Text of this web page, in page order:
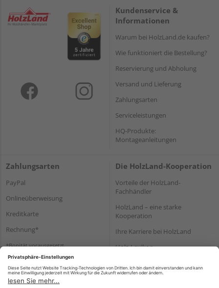
Kundenservice &
Informationen
Warum bei HolzLand.de kaufen?
Wie funktioniert die Bestellung?
Reservierung und Abholung
Versand und Lieferung
Zahlungsarten
Serviceleistungen
HQ-Produkte:
Montageanleitungen
Zahlungsarten
PayPal
Onlineüberweisung
Kreditkarte
Rechnung*
*Bonität vorausgesetzt
Die HolzLand-Kooperation
Vorteile der HolzLand-
Fachhändler
HolzLand – eine starke
Kooperation
Ihre Karriere bei HolzLand
Holz-Lexikon